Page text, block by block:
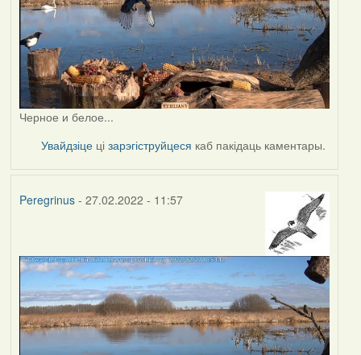
Черное и белое...
Увайдзіце цізарэгіструйцеся каб пакідаць каментары.
Peregrinus- 27.02.2022 - 11:57